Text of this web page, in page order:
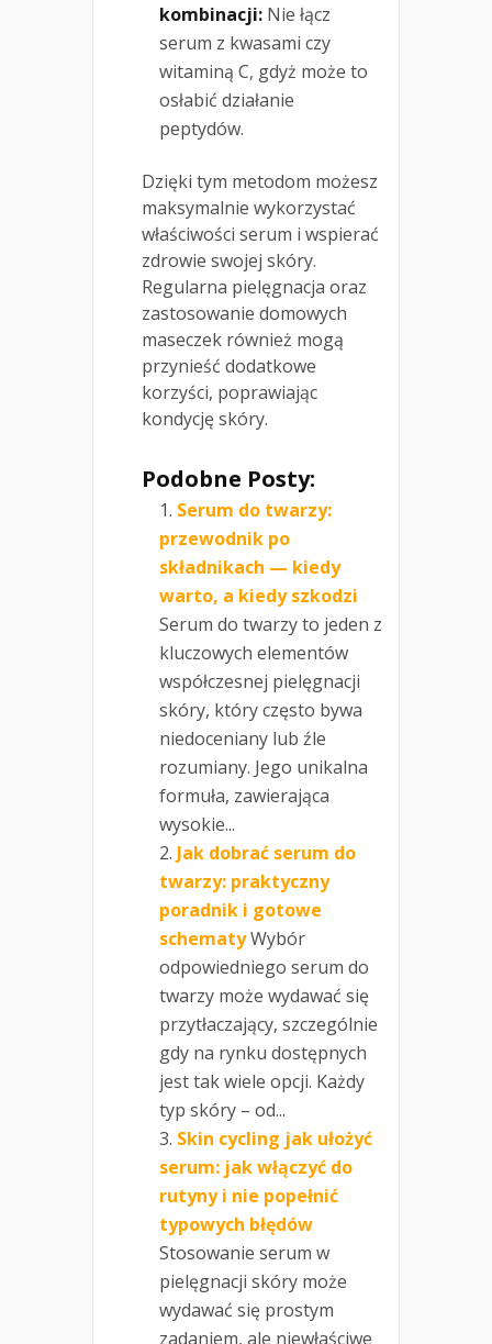
kombinacji: Nie łącz
serum z kwasami czy
witaminą C, gdyż może to
osłabić działanie
peptydów.
Dzięki tym metodom możesz
maksymalnie wykorzystać
właściwości serum i wspierać
zdrowie swojej skóry.
Regularna pielęgnacja oraz
zastosowanie domowych
maseczek również mogą
przynieść dodatkowe
korzyści, poprawiając
kondycję skóry.
Podobne Posty:
Serum do twarzy:
przewodnik po
składnikach — kiedy
warto, a kiedy szkodzi
Serum do twarzy to jeden z
kluczowych elementów
współczesnej pielęgnacji
skóry, który często bywa
niedoceniany lub źle
rozumiany. Jego unikalna
formuła, zawierająca
wysokie...
Jak dobrać serum do
twarzy: praktyczny
poradnik i gotowe
schematyWybór
odpowiedniego serum do
twarzy może wydawać się
przytłaczający, szczególnie
gdy na rynku dostępnych
jest tak wiele opcji. Każdy
typ skóry – od...
Skin cycling jak ułożyć
serum: jak włączyć do
rutyny i nie popełnić
typowych błędów
Stosowanie serum w
pielęgnacji skóry może
wydawać się prostym
zadaniem, ale niewłaściwe